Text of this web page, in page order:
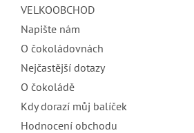
VELKOOBCHOD
Napište nám
O čokoládovnách
Nejčastější dotazy
O čokoládě
Kdy dorazí můj balíček
Hodnocení obchodu